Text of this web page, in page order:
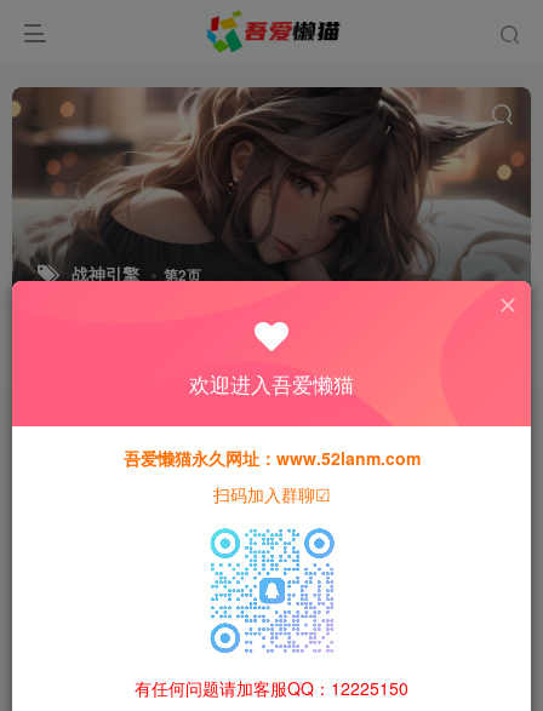
战神引擎 第2页
评论
【176-1.80永恒战神复古版[白
猪G2.5离线版]】战神引擎WIN
服务端+GM工具+充值后台+双
67
【1.80无忧火龙二大陆飞剑版
[白猪2.5离线版]】战神引擎
WIN服务端+GM工具+充值后
1个月前
欢迎进入吾爱懒猫
吾爱懒猫永久网址：www.52lanm.com
扫码加入群聊☑
有任何问题请加客服QQ：12225150